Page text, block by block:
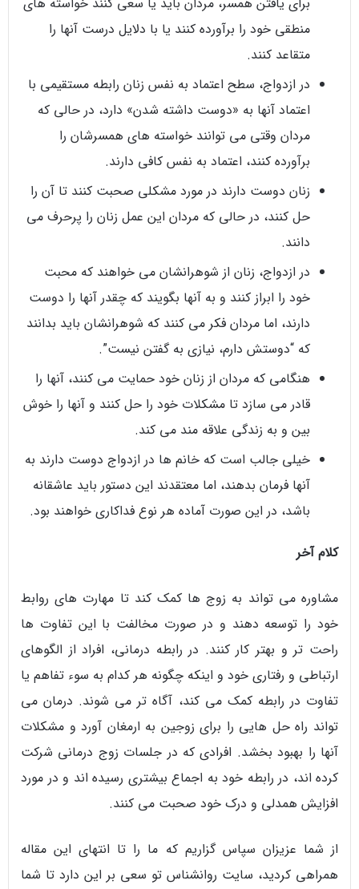
منطقی خود را برآورده کنند یا با دلایل درست آنها را
متقاعد کنند.
در ازدواج، سطح اعتماد به نفس زنان رابطه مستقیمی با
اعتماد آنها به «دوست داشته شدن» دارد، در حالی که
مردان وقتی می توانند خواسته های همسرشان را
برآورده کنند، اعتماد به نفس کافی دارند.
زنان دوست دارند در مورد مشکلی صحبت کنند تا آن را
حل کنند، در حالی که مردان این عمل زنان را پرحرف می
دانند.
در ازدواج، زنان از شوهرانشان می خواهند که محبت
خود را ابراز کنند و به آنها بگویند که چقدر آنها را دوست
دارند، اما مردان فکر می کنند که شوهرانشان باید بدانند
که “دوستش دارم، نیازی به گفتن نیست”.
هنگامی که مردان از زنان خود حمایت می کنند، آنها را
قادر می سازد تا مشکلات خود را حل کنند و آنها را خوش
بین و به زندگی علاقه مند می کند.
خیلی جالب است که خانم ها در ازدواج دوست دارند به
آنها فرمان بدهند، اما معتقدند این دستور باید عاشقانه
باشد، در این صورت آماده هر نوع فداکاری خواهند بود.
کلام آخر
مشاوره می تواند به زوج ها کمک کند تا مهارت های روابط
خود را توسعه دهند و در صورت مخالفت با این تفاوت ها
راحت تر و بهتر کار کنند. در رابطه درمانی، افراد از الگوهای
ارتباطی و رفتاری خود و اینکه چگونه هر کدام به سوء تفاهم یا
تفاوت در رابطه کمک می کند، آگاه تر می شوند. درمان می
تواند راه حل هایی را برای زوجین به ارمغان آورد و مشکلات
آنها را بهبود بخشد. افرادی که در جلسات زوج درمانی شرکت
کرده اند، در رابطه خود به اجماع بیشتری رسیده اند و در مورد
افزایش همدلی و درک خود صحبت می کنند.
از شما عزیزان سپاس گزاریم که ما را تا انتهای این مقاله
همراهی کردید، سایت روانشناس تو سعی بر این دارد تا شما